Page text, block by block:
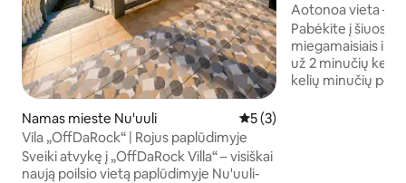
Namas mieste Nu'uuli Vidutinis įvertinimas: 5 iš
5 (3)
Vila „OffDaRock“ | Rojus paplūdimyje
Sveiki atvykę į „OffDaRock Villa“ – visiškai
naują poilsio vietą paplūdimyje Nu'uuli-
Aotonoa vieta –
parduotuvės
Pabėkite į šiuos
miegamaisiais ir 1
už 2 minučių
kelių minučių